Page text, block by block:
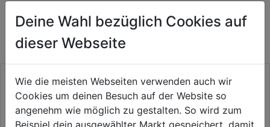
KATEGORIE
Deine Wahl bezüglich Cookies auf
dieser Webseite
Wie die meisten Webseiten verwenden auch wir
Cookies um deinen Besuch auf der Website so
angenehm wie möglich zu gestalten. So wird zum
Beispiel dein ausgewählter Markt gespeichert, damit